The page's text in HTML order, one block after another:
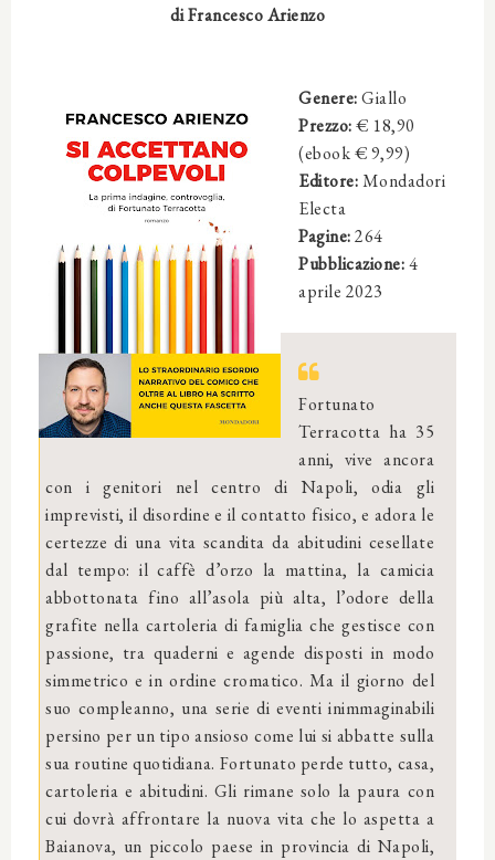
di Francesco Arienzo
Genere:Giallo
Prezzo:€ 18,90
(ebook € 9,99)
Editore:Mondadori
Electa
Pagine:264
Pubblicazione:4
aprile 2023
Fortunato
Terracotta ha 35
anni, vive ancora
con i genitori nel centro di Napoli, odia gli
imprevisti, il disordine e il contatto fisico, e adora le
certezze di una vita scandita da abitudini cesellate
dal tempo: il caffè d’orzo la mattina, la camicia
abbottonata fino all’asola più alta, l’odore della
grafite nella cartoleria di famiglia che gestisce con
passione, tra quaderni e agende disposti in modo
simmetrico e in ordine cromatico. Ma il giorno del
suo compleanno, una serie di eventi inimmaginabili
persino per un tipo ansioso come lui si abbatte sulla
sua routine quotidiana. Fortunato perde tutto, casa,
cartoleria e abitudini. Gli rimane solo la paura con
cui dovrà affrontare la nuova vita che lo aspetta a
Baianova, un piccolo paese in provincia di Napoli,